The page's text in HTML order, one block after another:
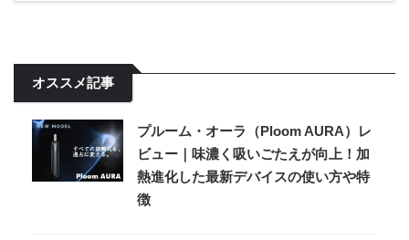
オススメ記事
プルーム・オーラ（Ploom AURA）レ
ビュー｜味濃く吸いごたえが向上！加
熱進化した最新デバイスの使い方や特
徴